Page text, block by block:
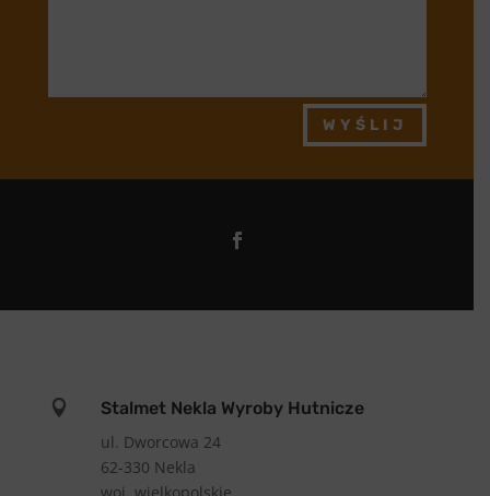
WYŚLIJ

Stalmet Nekla Wyroby Hutnicze
ul. Dworcowa 24
62-330 Nekla